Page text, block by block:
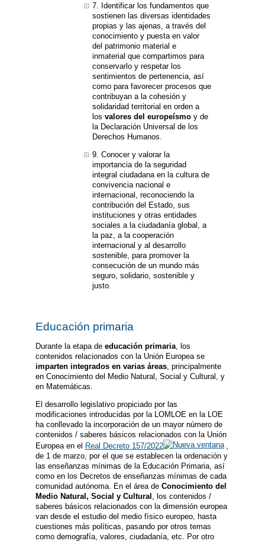
7. Identificar los fundamentos que
sostienen las diversas identidades
propias y las ajenas, a través del
conocimiento y puesta en valor
del patrimonio material e
inmaterial que compartimos para
conservarlo y respetar los
sentimientos de pertenencia, así
como para favorecer procesos que
contribuyan a la cohesión y
solidaridad territorial en orden a
los valores del europeísmoy de
la Declaración Universal de los
Derechos Humanos.
9. Conocer y valorar la
importancia de la seguridad
integral ciudadana en la cultura de
convivencia nacional e
internacional, reconociendo la
contribución del Estado, sus
instituciones y otras entidades
sociales a la ciudadanía global, a
la paz, a la cooperación
internacional y al desarrollo
sostenible, para promover la
consecución de un mundo más
seguro, solidario, sostenible y
justo.
Educación primaria
Durante la etapa de educación primaria, los
contenidos relacionados con la Unión Europea se
imparten integrados en varias áreas, principalmente
en Conocimiento del Medio Natural, Social y Cultural, y
en Matemáticas.
El desarrollo legislativo propiciado por las
modificaciones introducidas por la LOMLOE en la LOE
ha conllevado la incorporación de un mayor número de
contenidos / saberes básicos relacionados con la Unión
Europea en el Real Decreto 157/2022
,
de 1 de marzo, por el que se establecen la ordenación y
las enseñanzas mínimas de la Educación Primaria, así
como en los Decretos de enseñanzas mínimas de cada
comunidad autónoma. En el área de Conocimiento del
Medio Natural, Social y Cultural , los contenidos /
saberes básicos relacionados con la dimensión europea
van desde el estudio del medio físico europeo, hasta
cuestiones más políticas, pasando por otros temas
como demografía, valores, ciudadanía, etc. Por otro